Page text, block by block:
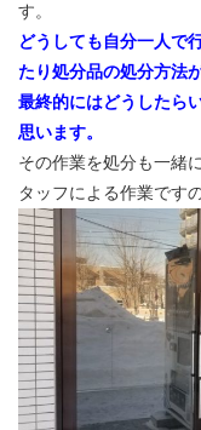
す。
どうしても自分一人で
たり処分品の処分方法
最終的にはどうしたら
思います。
その作業を処分も一緒
タッフによる作業です